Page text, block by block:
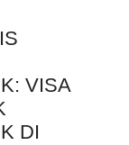
VISA
DI